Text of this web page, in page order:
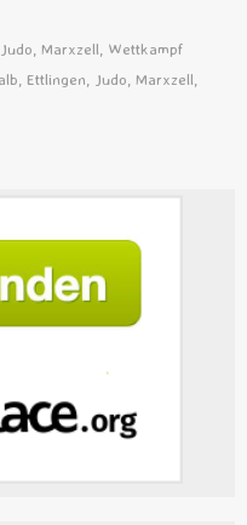
Judo Marxzell Wettkampf
Ettlingen Judo Marxzell